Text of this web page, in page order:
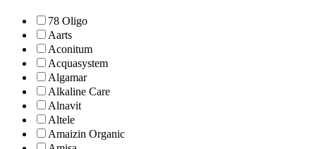
78 Oligo
Aarts
Aconitum
Acquasystem
Algamar
Alkaline Care
Alnavit
Altele
Amaizin Organic